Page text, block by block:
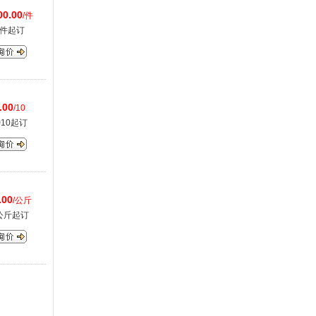
/件
起订
/10
起订
/公斤
斤起订